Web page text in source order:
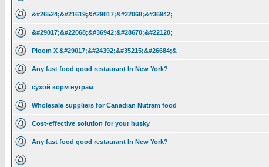
&#26524;&#21619;&#29017;&#22068;&#36942;
&#29017;&#22068;&#36942;&#28670;&#22120;
Ploom X &#29017;&#24392;&#35215;&#26684;&
Any fast food good restaurant In New York?
сухой корм нутрам
Wholesale suppliers for Canadian Nutram food
Cost-effective solution for your husky
Any fast food good restaurant In New York?